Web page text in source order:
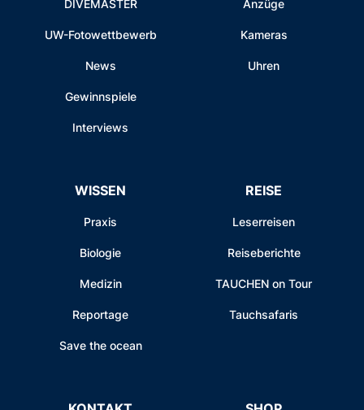
DIVEMASTER
UW-Fotowettbewerb
News
Gewinnspiele
Interviews
Anzüge
Kameras
Uhren
WISSEN
Praxis
Biologie
Medizin
Reportage
Save the ocean
REISE
Leserreisen
Reiseberichte
TAUCHEN on Tour
Tauchsafaris